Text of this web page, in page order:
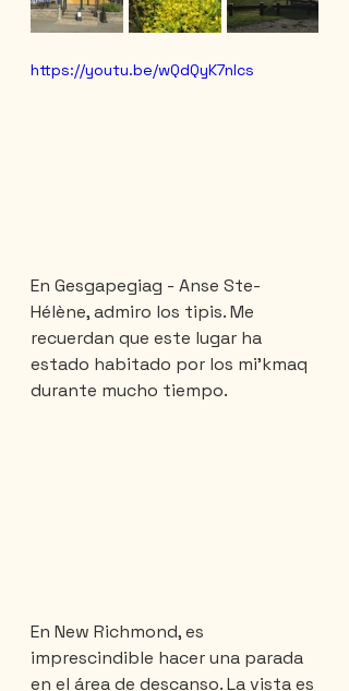
https://youtu.be/wQdQyK7nlcs
En Gesgapegiag - Anse Ste-
Hélène, admiro los tipis. Me
recuerdan que este lugar ha
estado habitado por los mi'kmaq
durante mucho tiempo.
En New Richmond, es
imprescindible hacer una parada
en el área de descanso. La vista es